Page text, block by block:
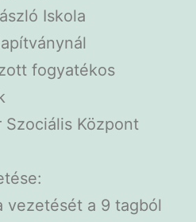
Iskola
fogyatékos
Szociális Központ
vezetését a 9 tagból